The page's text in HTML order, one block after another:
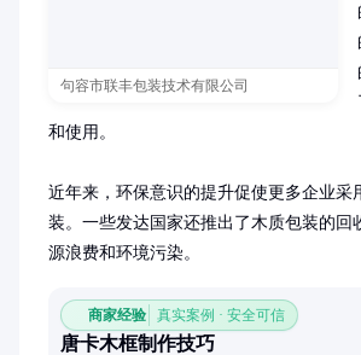
句容市联丰包装技术有限公司
和使用。
近年来，环保意识的提升促使更多企业采
装。一些发达国家还推出了木质包装的回
源浪费和环境污染。
商家经验 真实案例 · 安全可信
唐卡木框制作技巧